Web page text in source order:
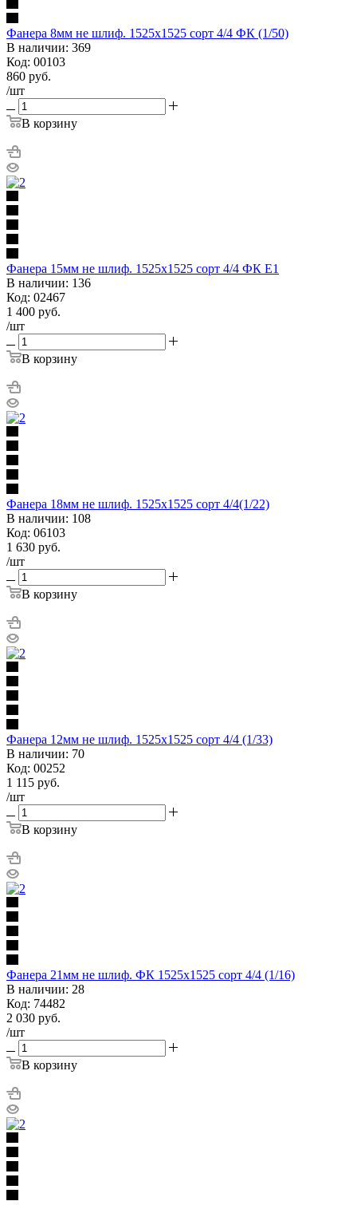
Фанера 8мм не шлиф. 1525х1525 сорт 4/4 ФК (1/50)
В наличии: 369
Код: 00103
860 руб.
/шт
В корзину
Фанера 15мм не шлиф. 1525х1525 сорт 4/4 ФК Е1
В наличии: 136
Код: 02467
1 400 руб.
/шт
В корзину
Фанера 18мм не шлиф. 1525х1525 сорт 4/4(1/22)
В наличии: 108
Код: 06103
1 630 руб.
/шт
В корзину
Фанера 12мм не шлиф. 1525х1525 сорт 4/4 (1/33)
В наличии: 70
Код: 00252
1 115 руб.
/шт
В корзину
Фанера 21мм не шлиф. ФК 1525х1525 сорт 4/4 (1/16)
В наличии: 28
Код: 74482
2 030 руб.
/шт
В корзину